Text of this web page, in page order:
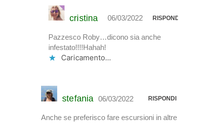
cristina 06/03/2022 RISPONDI
Pazzesco Roby…dicono sia anche
infestato!!!!Hahah!
Caricamento...
stefania 06/03/2022 RISPONDI
Anche se preferisco fare escursioni in altre